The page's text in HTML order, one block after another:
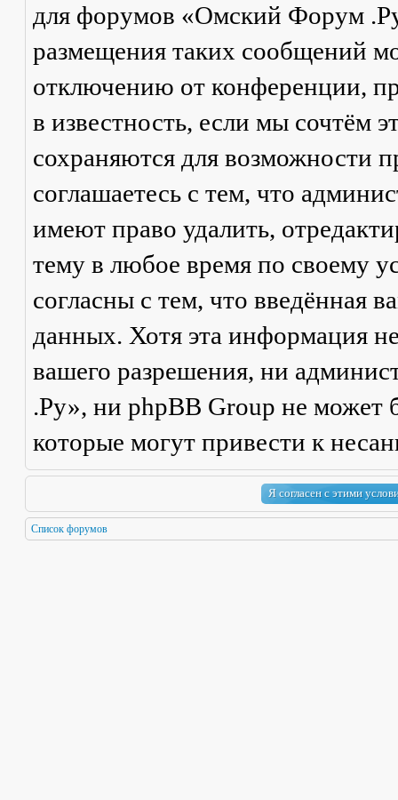
для форумов «Омский Форум
размещения таких сообщений
отключению от конференции,
в известность, если мы сочтём
сохраняются для возможности
соглашаетесь с тем, что
имеют право удалить,
тему в любое время по своему
согласны с тем, что введённая
данных. Хотя эта информация
вашего разрешения, ни
.Ру», ни phpBB Group не может
которые могут привести к
Список форумов